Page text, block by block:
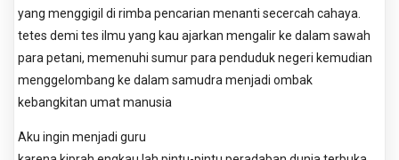
yang menggigil di rimba pencarian menanti secercah cahaya.
tetes demi tes ilmu yang kau ajarkan mengalir ke dalam sawah
para petani, memenuhi sumur para penduduk negeri kemudian
menggelombang ke dalam samudra menjadi ombak
kebangkitan umat manusia
Aku ingin menjadi guru